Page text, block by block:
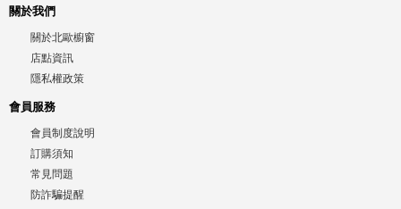
關於我們
關於北歐櫥窗
店點資訊
隱私權政策
會員服務
會員制度說明
訂購須知
常見問題
防詐騙提醒